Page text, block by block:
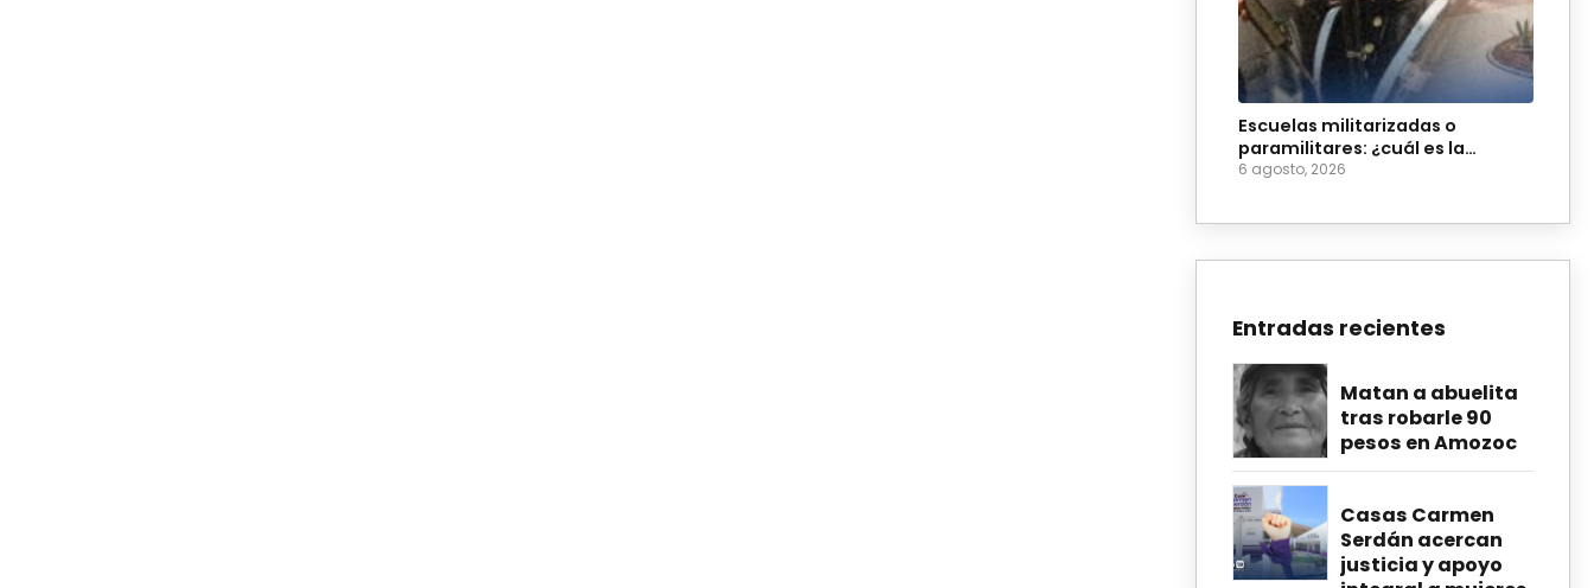
Escuelas militarizadas o
paramilitares: ¿cuál es la
diferencia?
6 agosto, 2026
Entradas recientes
Matan a abuelita
tras robarle 90
pesos en Amozoc
Casas Carmen
Serdán acercan
justicia y apoyo